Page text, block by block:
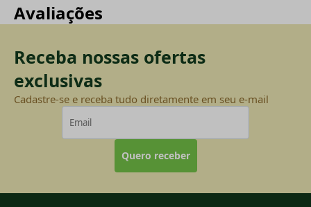
Avaliações
Receba nossas ofertas
exclusivas
Cadastre-se e receba tudo diretamente em seu e-mail
Quero receber